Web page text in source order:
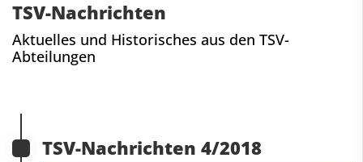
TSV-Nachrichten
Aktuelles und Historisches aus den TSV-
Abteilungen
TSV-Nachrichten 4/2018